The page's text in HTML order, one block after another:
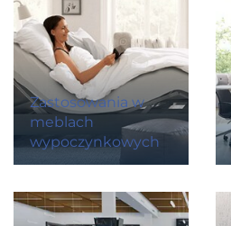
Zastosowania w
meblach
wypoczynkowych